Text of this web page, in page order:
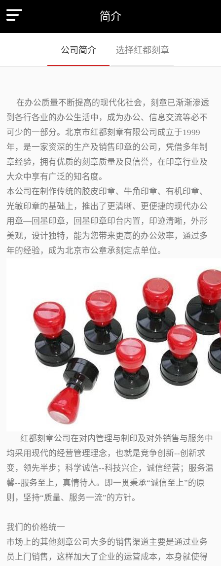
简介
公司简介 选择红都刻章
在办公质量不断提高的现代化社会，刻章已渐渐渗透
到各行各业的办公生活中，成为办公、信息交流等必不
可少的一部分。北京市红都刻章有限公司成立于1999
年，是一家资深的生产及销售印章的公司，凭借多年制
章经验，拥有优质的刻章质量及良信誉，在印章行业及
大众中享有广泛的知名度。
本公司在制作传统的胶皮印章、牛角印章、有机印章、
光敏印章的基础上，推出了更清晰、更便捷的现代办公
用章—回墨印章，回墨印章印台内置，印迹清晰，外形
美观，设计独特，能为您带来更高的办公效率，通过多
年的经验，成为北京市公章承刻定点单位。
红都刻章公司在对内管理与制印及对外销售与服务中
均采用现代的经营管理理念，也就是竞争创新--创新求
变，领先半步；科学诚信--科技兴企，诚信经营；服务温
馨--服务至上，真情待人。即一贯秉承“诚信至上”的原
则，坚持“质量、服务一流”的方针。
我们的价格统一
市场上的其他刻章公司大多的销售渠道主要是通过业务
员上门销售，这样加大了企业的运营成本，本身就使得